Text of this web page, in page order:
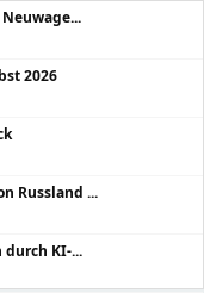
2026
Russland ...
KI-...